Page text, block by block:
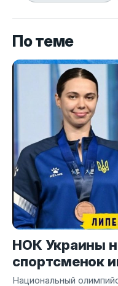
По теме
НОК Украины
спортсменок
Национальный